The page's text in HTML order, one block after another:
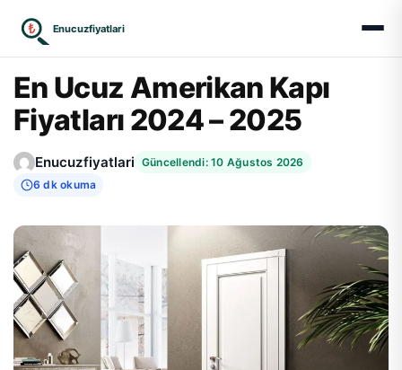
₺ Enucuzfiyatlari
En Ucuz Amerikan Kapı
Fiyatları 2024 – 2025
Enucuzfiyatlari Güncellendi: 10 Ağustos 2026
6 dk okuma